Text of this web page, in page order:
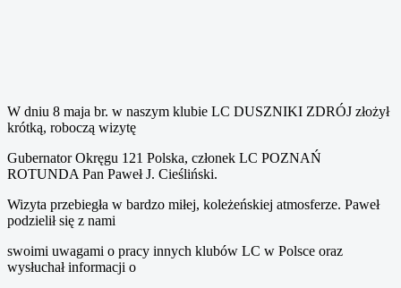
W dniu 8 maja br. w naszym klubie LC DUSZNIKI ZDRÓJ złożył
krótką, roboczą wizytę
Gubernator Okręgu 121 Polska, członek LC POZNAŃ
ROTUNDA Pan Paweł J. Cieśliński.
Wizyta przebiegła w bardzo miłej, koleżeńskiej atmosferze. Paweł
podzielił się z nami
swoimi uwagami o pracy innych klubów LC w Polsce oraz
wysłuchał informacji o